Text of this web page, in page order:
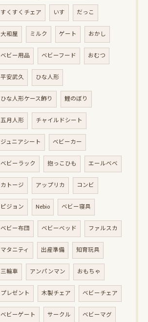
すくすくチェア いす だっこ
大和屋 ミルク ゲート おかし
ベビー用品 ベビーフード おむつ
平安武久 ひな人形
ひな人形ケース飾り 鯉のぼり
五月人形 チャイルドシート
ジュニアシート ベビーカー
ベビーラック 抱っこひも エールベベ
カトージ アップリカ コンビ
ピジョン Nebio ベビー寝具
ベビー布団 ベビーベッド ファルスカ
マタニティ 出産準備 知育玩具
三輪車 アンパンマン おもちゃ
プレゼント 木製チェア ベビーチェア
ベビーゲート サークル ベビーマグ